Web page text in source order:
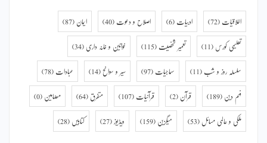
اخلاقیات (72) ادبیات (6) اصلاح و دعوت (40) ایمان (87)
تعلیمی کورس (11) تعمیر شخصیت (115) خواتین و خانہ داری (34)
سلسلہ روز و شب (11) سماجیات (97) سیر و سوانح (14) عبادات (78)
فہم دین (189) قرآن (2) قرآنیات (107) متفرق (64) مضامین (0)
ملکی و عالمی مسائل (53) میگزین (159) ویڈیوز (27) کتابیں (28)